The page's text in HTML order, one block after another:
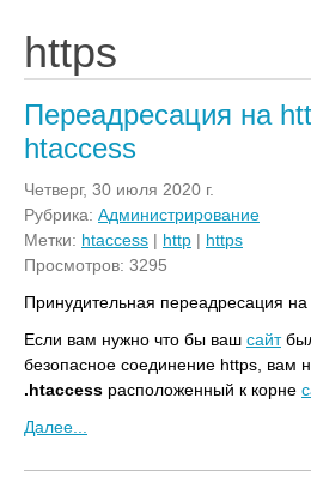
https
Переадресация на
htaccess
Четверг, 30 июля 2020 г.
Рубрика: Администрирование
Метки: htaccess | http | https
Просмотров: 3295
Принудительная переадресация
Если вам нужно что бы ваш сайт
безопасное соединение https, вам
.htaccess расположенный к корне
Далее...